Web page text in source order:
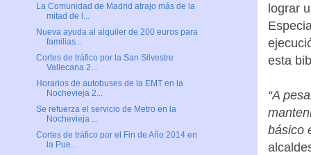
lograr
esta
“A
básico
La Comunidad de Madrid atrajo más de la
mitad de l...
Nueva ayuda al alquiler de 200 euros para
familias...
Cortes de tráfico por la San Silvestre
Vallecana 2...
Horarios de autobuses de la EMT en la
Nochevieja 2...
Se refuerza el servicio de Metro en la
Nochevieja ...
Cortes de tráfico por el Fin de Año 2014 en
la Pue...